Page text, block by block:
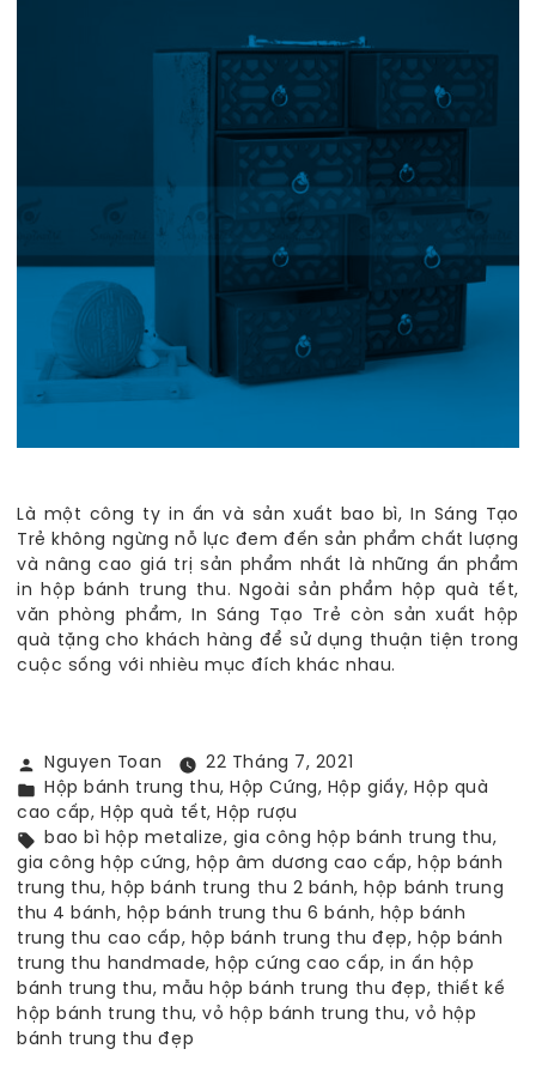
Là một công ty in ấn và sản xuất bao bì, In Sáng Tạo
Trẻ không ngừng nỗ lực đem đến sản phẩm chất lượng
và nâng cao giá trị sản phẩm nhất là những ấn phẩm
in hộp bánh trung thu. Ngoài sản phẩm hộp quà tết,
văn phòng phẩm, In Sáng Tạo Trẻ còn sản xuất hộp
quà tặng cho khách hàng để sử dụng thuận tiện trong
cuộc sống với nhièu mục đích khác nhau.
Đăng
bởi
Nguyen Toan
22 Tháng 7, 2021
Đăng
trong
Hộp bánh trung thu, Hộp Cứng, Hộp giấy, Hộp quà
cao cấp, Hộp quà tết, Hộp rượu
Thẻ
từ
khóa:
bao bì hộp metalize, gia công hộp bánh trung thu,
gia công hộp cứng, hộp âm dương cao cấp, hộp bánh
trung thu, hộp bánh trung thu 2 bánh, hộp bánh trung
thu 4 bánh, hộp bánh trung thu 6 bánh, hộp bánh
trung thu cao cấp, hộp bánh trung thu đẹp, hộp bánh
trung thu handmade, hộp cứng cao cấp,in ấn hộp
bánh trung thu, mẫu hộp bánh trung thu đẹp, thiết kế
hộp bánh trung thu,vỏ hộp bánh trung thu,vỏ hộp
bánh trung thu đẹp